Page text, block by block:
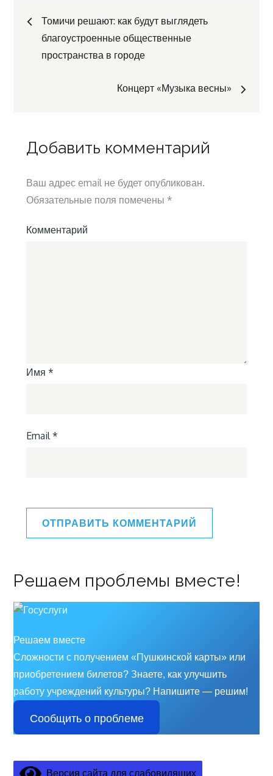
Навигация
по
Томичи решают: как будут выглядеть
благоустроенные общественные
пространства в городе
Концерт «Музыка весны»
Добавить комментарий
Ваш адрес email не будет опубликован.
Обязательные поля помечены *
Комментарий
Имя *
Email*
Решаем проблемы вместе!
Решаем вместе
Сложности с получением «Пушкинской карты» или
приобретением билетов? Знаете, как улучшить
работу учреждений культуры? Напишите — решим!
Сообщить о проблеме
Версия сайта для слабовидящих